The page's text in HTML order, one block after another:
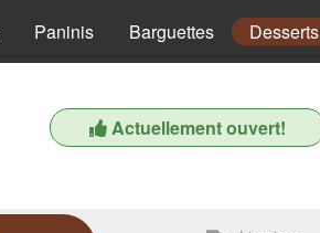
Paninis Barguettes Desserts
Actuellement ouvert!